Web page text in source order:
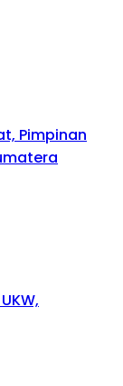
Pimpinan